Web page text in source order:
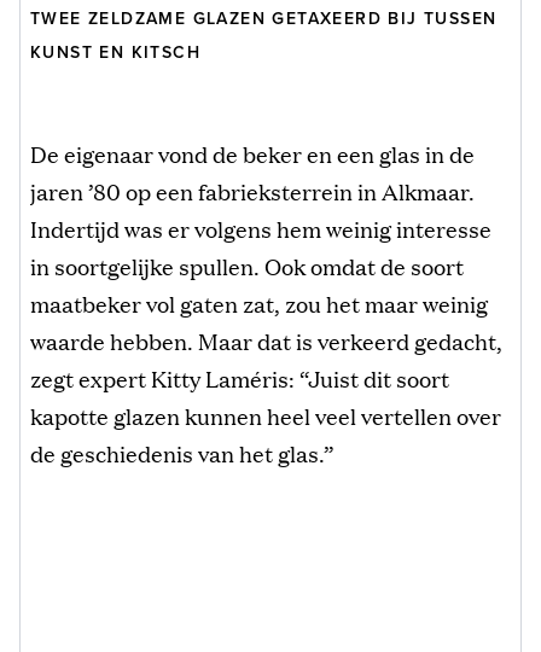
TWEE ZELDZAME GLAZEN GETAXEERD BIJ TUSSEN
KUNST EN KITSCH
De eigenaar vond de beker en een glas in de
jaren ’80 op een fabrieksterrein in Alkmaar.
Indertijd was er volgens hem weinig interesse
in soortgelijke spullen. Ook omdat de soort
maatbeker vol gaten zat, zou het maar weinig
waarde hebben. Maar dat is verkeerd gedacht,
zegt expert Kitty Laméris: “Juist dit soort
kapotte glazen kunnen heel veel vertellen over
de geschiedenis van het glas.”